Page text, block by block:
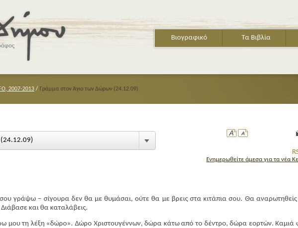
Βιογραφικό Τα Βιβλία
2007-2013 / Γράμμα στον Άγιο των Δώρων (24.12.09)
Ενημερωθείτε άμεσα για τα νέα
γράψω – σίγουρα δεν θα με θυμάσαι, ούτε θα με βρεις στα κιτάπια σου. Θα αναρωτηθείς
και θα καταλάβεις.
μου τη λέξη «δώρο». Δώρο Χριστουγέννων, δώρα κάτω από το δέντρο, δώρα εορτών. Καμιά